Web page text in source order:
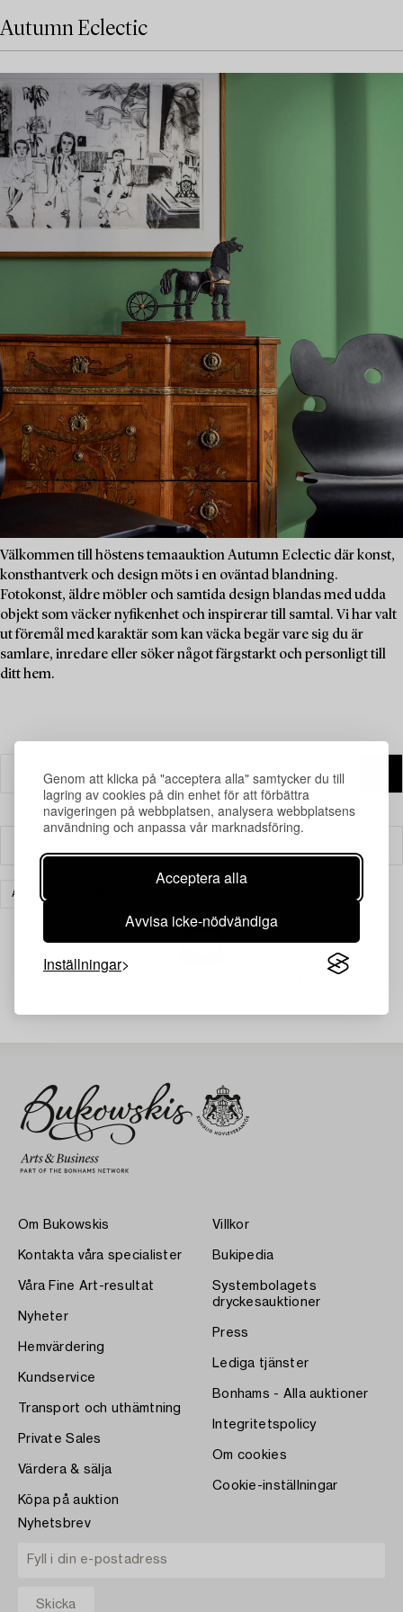
Genom att klicka på "acceptera alla" samtycker du till
lagring av cookies på din enhet för att förbättra
navigeringen på webbplatsen, analysera webbplatsens
användning och anpassa vår marknadsföring.
Acceptera alla
Avvisa icke-nödvändiga
Inställningar
Autumn Eclectic
Välkommen till höstens temaauktion Autumn Eclectic där konst,
konsthantverk och design möts i en oväntad blandning.
Fotokonst, äldre möbler och samtida design blandas med udda
objekt som väcker nyfikenhet och inspirerar till samtal. Vi har valt
ut föremål med karaktär som kan väcka begär vare sig du är
samlare, inredare eller söker något färgstarkt och personligt till
ditt hem.
ASIATISK KERAMIK & KONSTHANTVERK
Om Bukowskis
Kontakta våra specialister
Våra Fine Art-resultat
Nyheter
Hemvärdering
Kundservice
Transport och uthämtning
Private Sales
Värdera & sälja
Köpa på auktion
Villkor
Bukipedia
Systembolagets
dryckesauktioner
Press
Lediga tjänster
Bonhams - Alla auktioner
Integritetspolicy
Om cookies
Cookie-inställningar
Nyhetsbrev